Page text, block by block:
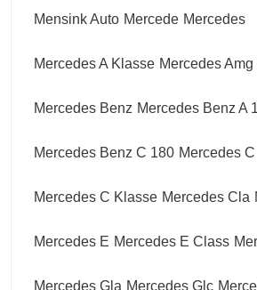
Mensink Auto Mercede Mercedes
Mercedes A Klasse Mercedes Amg
Mercedes Benz Mercedes Benz A
Mercedes Benz C 180 Mercedes C
Mercedes C Klasse Mercedes Cla
Mercedes E Mercedes E Class
Mercedes Gla Mercedes Glc